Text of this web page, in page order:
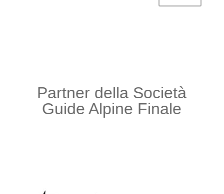
Partner della Società
Guide Alpine Finale